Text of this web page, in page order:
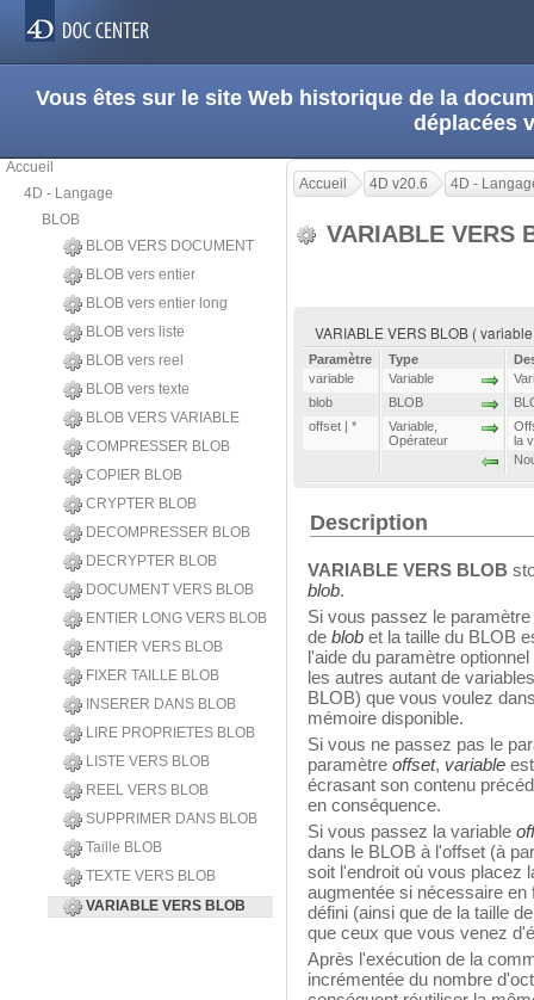
Vous êtes sur le site Web historique de la
déplacées
Accueil
4D - Langage
BLOB
BLOB VERS DOCUMENT
BLOB vers entier
BLOB vers entier long
BLOB vers liste
BLOB vers reel
BLOB vers texte
BLOB VERS VARIABLE
COMPRESSER BLOB
COPIER BLOB
CRYPTER BLOB
DECOMPRESSER BLOB
DECRYPTER BLOB
DOCUMENT VERS BLOB
ENTIER LONG VERS BLOB
ENTIER VERS BLOB
FIXER TAILLE BLOB
INSERER DANS BLOB
LIRE PROPRIETES BLOB
LISTE VERS BLOB
REEL VERS BLOB
SUPPRIMER DANS BLOB
Taille BLOB
TEXTE VERS BLOB
VARIABLE VERS BLOB
Accueil 4D v20.6 4D -
VARIABLE VERS
VARIABLE VERS BLOB (
Paramètre Type
variable
Variable
blob
BLOB
offset | *
Variable
Opérateur
la
Description
VARIABLE VERS BLOB
blob.
Si vous passez le
de blob et la taille du BLOB
l'aide du paramètre
les autres autant de
BLOB) que vous voulez
mémoire disponible.
Si vous ne passez pas le
paramètre offset, variable
écrasant son contenu
en conséquence.
Si vous passez la variable
dans le BLOB à l'offset (à
soit l'endroit où vous placez
augmentée si nécessaire
défini (ainsi que de la taille
que ceux que vous venez
Après l'exécution de la
incrémentée du nombre